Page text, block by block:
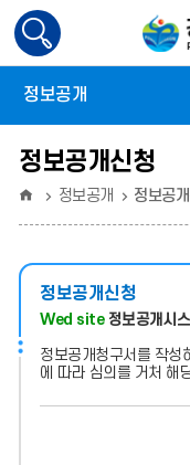
검
색
성
정보공개
정보공개신청
정보공개 정보공
정보공개신청
Wed site정보공개시
정보공개청구서를 작성
에 따라 심의를 거처 해